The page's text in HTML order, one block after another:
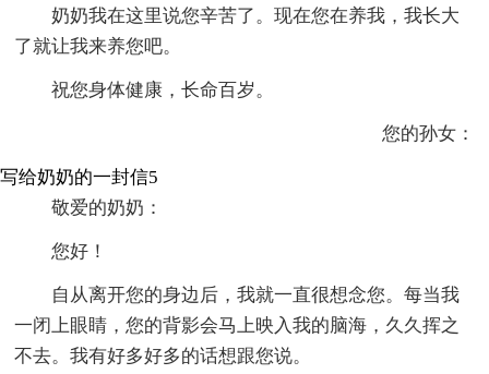
奶奶我在这里说您辛苦了。现在您在养我，我长大
了就让我来养您吧。
祝您身体健康，长命百岁。
您的孙女：
写给奶奶的一封信5
敬爱的奶奶：
您好！
自从离开您的身边后，我就一直很想念您。每当我
一闭上眼睛，您的背影会马上映入我的脑海，久久挥之
不去。我有好多好多的话想跟您说。